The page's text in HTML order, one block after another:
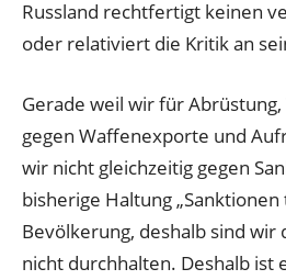
Russland rechtfertigt keinen
oder relativiert die Kritik an
Gerade weil wir für
gegen Waffenexporte und
wir nicht gleichzeitig gegen
bisherige Haltung
Bevölkerung, deshalb sind wir
nicht durchhalten. Deshalb ist